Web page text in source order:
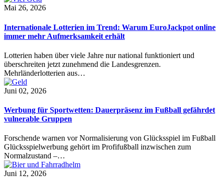
Mai 26, 2026
Internationale Lotterien im Trend: Warum EuroJackpot online
immer mehr Aufmerksamkeit erhält
Lotterien haben über viele Jahre nur national funktioniert und
überschreiten jetzt zunehmend die Landesgrenzen.
Mehrländerlotterien aus…
Juni 02, 2026
Werbung für Sportwetten: Dauerpräsenz im Fußball gefährdet
vulnerable Gruppen
Forschende warnen vor Normalisierung von Glücksspiel im Fußball
Glücksspielwerbung gehört im Profifußball inzwischen zum
Normalzustand –…
Juni 12, 2026